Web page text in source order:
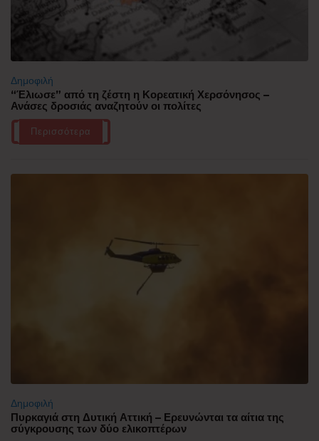
Δημοφιλή
“Έλιωσε” από τη ζέστη η Κορεατική Χερσόνησος –
Ανάσες δροσιάς αναζητούν οι πολίτες
Περισσότερα
Δημοφιλή
Πυρκαγιά στη Δυτική Αττική – Ερευνώνται τα αίτια της
σύγκρουσης των δύο ελικοπτέρων